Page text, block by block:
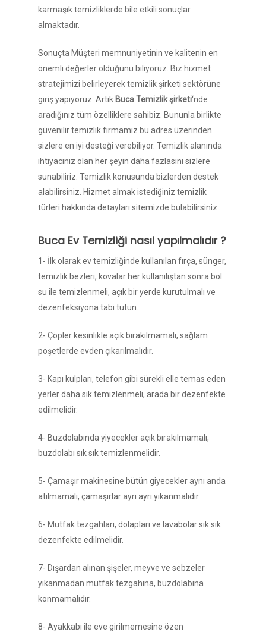
karmaşık temizliklerde bile etkili sonuçlar
almaktadır.
Sonuçta Müşteri memnuniyetinin ve kalitenin en
önemli değerler olduğunu biliyoruz. Biz hizmet
stratejimizi belirleyerek temizlik şirketi sektörüne
giriş yapıyoruz. Artık Buca Temizlik şirketi‘nde
aradığınız tüm özelliklere sahibiz. Bununla birlikte
güvenilir temizlik firmamız bu adres üzerinden
sizlere en iyi desteği verebiliyor. Temizlik alanında
ihtiyacınız olan her şeyin daha fazlasını sizlere
sunabiliriz. Temizlik konusunda bizlerden destek
alabilirsiniz. Hizmet almak istediğiniz temizlik
türleri hakkında detayları sitemizde bulabilirsiniz.
Buca Ev Temizliği nasıl yapılmalıdır ?
1- İlk olarak ev temizliğinde kullanılan fırça, sünger,
temizlik bezleri, kovalar her kullanılıştan sonra bol
su ile temizlenmeli, açık bir yerde kurutulmalı ve
dezenfeksiyona tabi tutun.
2- Çöpler kesinlikle açık bırakılmamalı, sağlam
poşetlerde evden çıkarılmalıdır.
3- Kapı kulpları, telefon gibi sürekli elle temas eden
yerler daha sık temizlenmeli, arada bir dezenfekte
edilmelidir.
4- Buzdolabında yiyecekler açık bırakılmamalı,
buzdolabı sık sık temizlenmelidir.
5- Çamaşır makinesine bütün giyecekler aynı anda
atılmamalı, çamaşırlar ayrı ayrı yıkanmalıdır.
6- Mutfak tezgahları, dolapları ve lavabolar sık sık
dezenfekte edilmelidir.
7- Dışardan alınan şişeler, meyve ve sebzeler
yıkanmadan mutfak tezgahına, buzdolabına
konmamalıdır.
8- Ayakkabı ile eve girilmemesine özen